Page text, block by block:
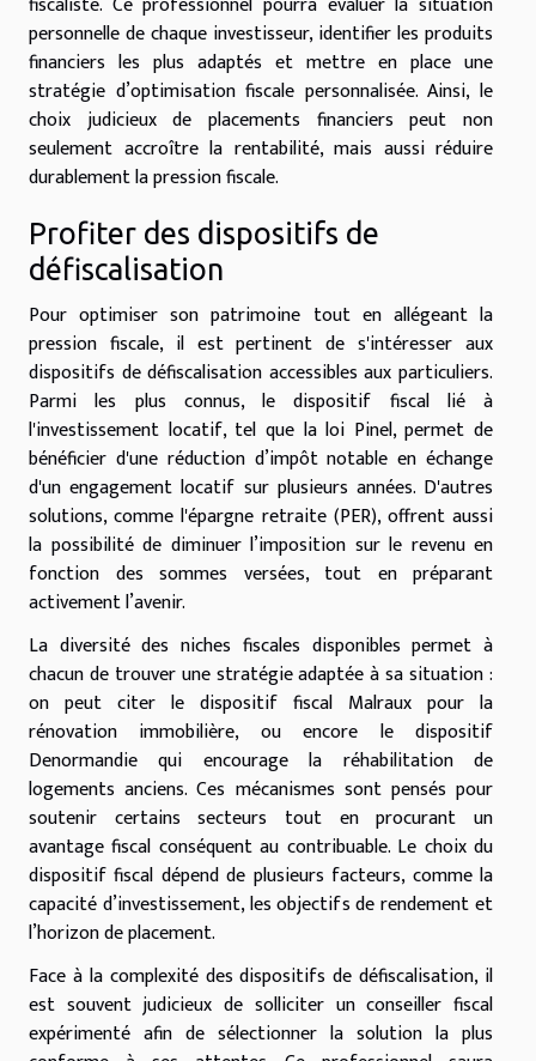
personnelle de chaque investisseur, identifier les produits
financiers les plus adaptés et mettre en place une
stratégie d’optimisation fiscale personnalisée. Ainsi, le
choix judicieux de placements financiers peut non
seulement accroître la rentabilité, mais aussi réduire
durablement la pression fiscale.
Profiter des dispositifs de
défiscalisation
Pour optimiser son patrimoine tout en allégeant la
pression fiscale, il est pertinent de s'intéresser aux
dispositifs de défiscalisation accessibles aux particuliers.
Parmi les plus connus, le dispositif fiscal lié à
l'investissement locatif, tel que la loi Pinel, permet de
bénéficier d'une réduction d’impôt notable en échange
d'un engagement locatif sur plusieurs années. D'autres
solutions, comme l'épargne retraite (PER), offrent aussi
la possibilité de diminuer l’imposition sur le revenu en
fonction des sommes versées, tout en préparant
activement l’avenir.
La diversité des niches fiscales disponibles permet à
chacun de trouver une stratégie adaptée à sa situation :
on peut citer le dispositif fiscal Malraux pour la
rénovation immobilière, ou encore le dispositif
Denormandie qui encourage la réhabilitation de
logements anciens. Ces mécanismes sont pensés pour
soutenir certains secteurs tout en procurant un
avantage fiscal conséquent au contribuable. Le choix du
dispositif fiscal dépend de plusieurs facteurs, comme la
capacité d’investissement, les objectifs de rendement et
l’horizon de placement.
Face à la complexité des dispositifs de défiscalisation, il
est souvent judicieux de solliciter un conseiller fiscal
expérimenté afin de sélectionner la solution la plus